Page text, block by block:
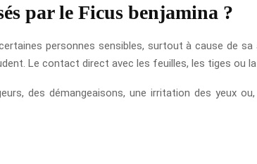
par le Ficus benjamina ?
personnes sensibles, surtout à cause de sa
Le contact direct avec les feuilles, les tiges ou
des démangeaisons, une irritation des yeux